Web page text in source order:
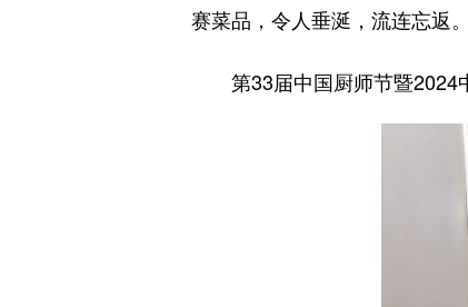
赛菜品，令人垂涎，流连忘返。
第33届中国厨师节暨2024中